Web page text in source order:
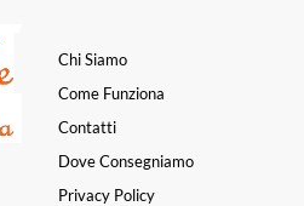
Chi Siamo
Come Funziona
Contatti
Dove Consegniamo
Privacy Policy